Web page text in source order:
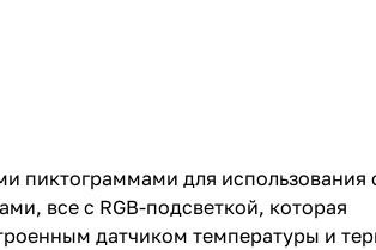
пиктограммами для использования
все с RGB-подсветкой, которая
датчиком температуры и